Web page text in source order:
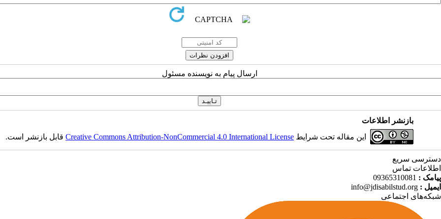
ارسال پیام به نویسنده مسئول
بازنشر اطلاعات
این مقاله تحت شرایط Creative Commons Attribution-NonCommercial 4.0 International Licenseقابل بازنشر است.
دسترسی سریع
اطلاعات تماس
پیامک : 09365310081
ایمیل : info@jdisabilstud.org
شبکه‌های اجتماعی